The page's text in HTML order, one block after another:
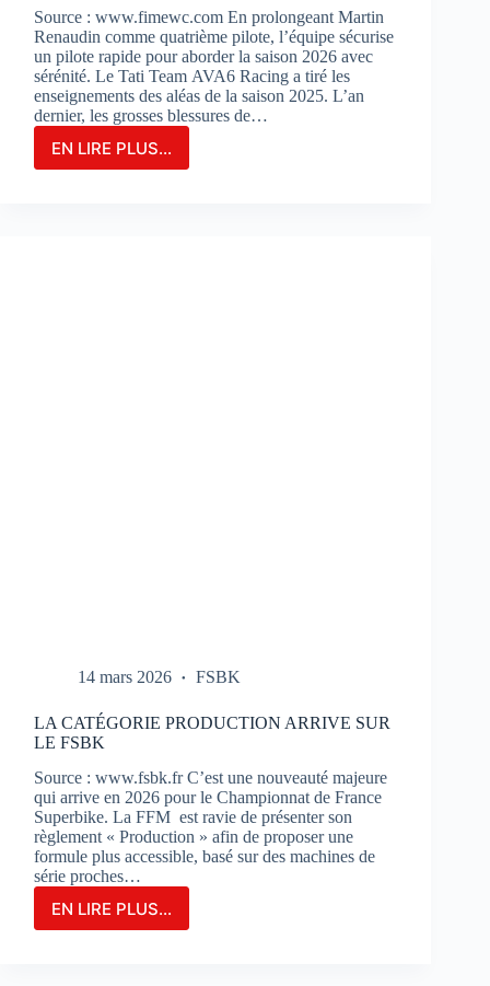
Source : www.fimewc.com En prolongeant Martin
Renaudin comme quatrième pilote, l’équipe sécurise
un pilote rapide pour aborder la saison 2026 avec
sérénité. Le Tati Team AVA6 Racing a tiré les
enseignements des aléas de la saison 2025. L’an
dernier, les grosses blessures de…
EN LIRE PLUS...
Le
14 mars 2026 FSBK
LA CATÉGORIE PRODUCTION ARRIVE SUR
LE FSBK
Source : www.fsbk.fr C’est une nouveauté majeure
qui arrive en 2026 pour le Championnat de France
Superbike. La FFM est ravie de présenter son
règlement « Production » afin de proposer une
formule plus accessible, basé sur des machines de
série proches…
EN LIRE PLUS...
LA